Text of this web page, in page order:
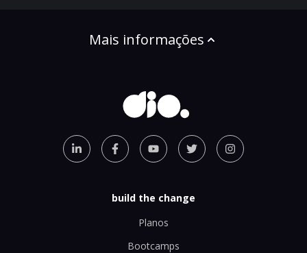
Mais informações
build the change
Planos
Bootcamps